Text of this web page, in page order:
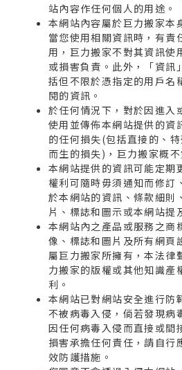
站內容作任何個人的用途。
本網站內容屬於巨力搬家本
當您使用相關資訊時，有責
用，巨力搬家不對其資訊使
或損害負責。此外，「資訊
括但不限於憑指定的用戶名
閱的資訊。
於任何情況下，對於因進入
使用並傳佈本網站提供的資
的任何損失(包括直接的、
而生的損失)，巨力搬家概不
本網站提供的資訊可能定期
權利可隨時毋須通知而修訂
於本網站的資訊、條款細則
片、標誌和圖示或本網站提
本網站內之產品或服務之商
像、標誌和圖片及所有網頁
屬巨力搬家所擁有，本法律
力搬家的版權或其他知識產
利。
本網站已對網站安全進行防
不被病毒入侵，倘若發現病
因任何病毒入侵而直接或間
損害承擔任何責任，請自行
效防護措施。